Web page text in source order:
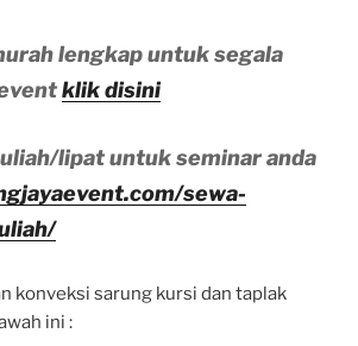
lengkap untuk segala
klik disini
lipat untuk seminar anda
sewa-
konveksi sarung kursi dan taplak
ini :